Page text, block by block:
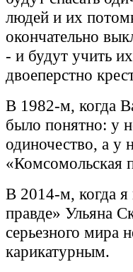
людей и их
окончательно
- и будут учить
двоеперстно
В 1982-м, когда
было понятно: у
одиночество, а у
«Комсомольская
В 2014-м, когда я
правде» Ульяна
серьезного мира
карикатурным.